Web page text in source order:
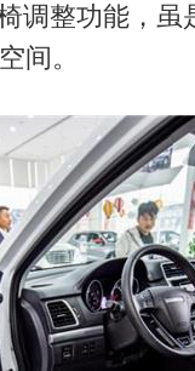
调整功能，虽
间。